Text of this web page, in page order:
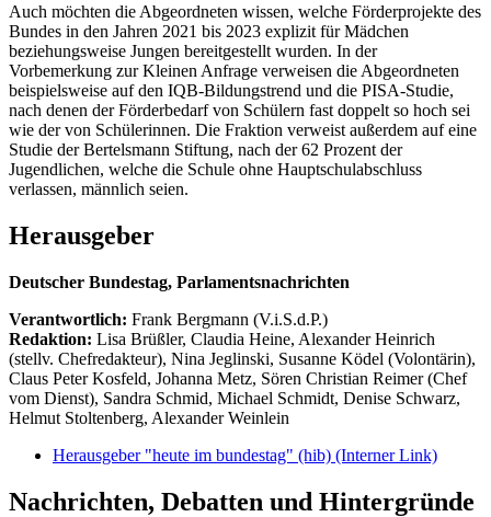
Auch möchten die Abgeordneten wissen, welche Förderprojekte des
Bundes in den Jahren 2021 bis 2023 explizit für Mädchen
beziehungsweise Jungen bereitgestellt wurden. In der
Vorbemerkung zur Kleinen Anfrage verweisen die Abgeordneten
beispielsweise auf den IQB-Bildungstrend und die PISA-Studie,
nach denen der Förderbedarf von Schülern fast doppelt so hoch sei
wie der von Schülerinnen. Die Fraktion verweist außerdem auf eine
Studie der Bertelsmann Stiftung, nach der 62 Prozent der
Jugendlichen, welche die Schule ohne Hauptschulabschluss
verlassen, männlich seien.
Herausgeber
Deutscher Bundestag, Parlamentsnachrichten
Verantwortlich: Frank Bergmann (V.i.S.d.P.)
Redaktion: Lisa Brüßler, Claudia Heine, Alexander Heinrich
(stellv. Chefredakteur), Nina Jeglinski, Susanne Ködel (Volontärin),
Claus Peter Kosfeld, Johanna Metz, Sören Christian Reimer (Chef
vom Dienst), Sandra Schmid, Michael Schmidt, Denise Schwarz,
Helmut Stoltenberg, Alexander Weinlein
Herausgeber "heute im bundestag" (hib) (Interner Link)
Nachrichten, Debatten und Hintergründe